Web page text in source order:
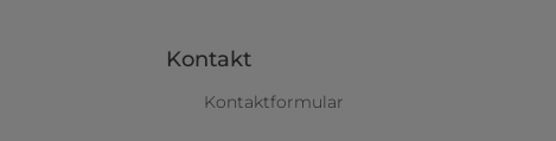
Kontakt
Kontaktformular